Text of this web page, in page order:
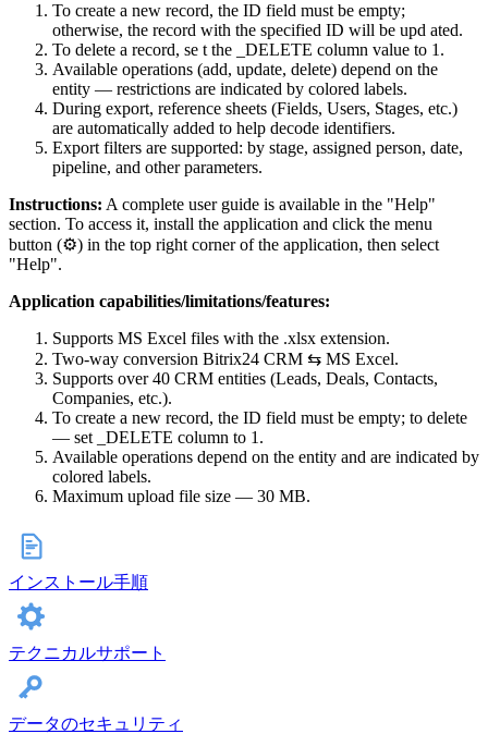
To create a new record, the ID field must be empty;
otherwise, the record with the specified ID will be upd ated.
To delete a record, se t the _DELETE column value to 1.
Available operations (add, update, delete) depend on the
entity — restrictions are indicated by colored labels.
During export, reference sheets (Fields, Users, Stages, etc.)
are automatically added to help decode identifiers.
Export filters are supported: by stage, assigned person, date,
pipeline, and other parameters.
Instructions: A complete user guide is available in the "Help"
section. To access it, install the application and click the menu
button (⚙) in the top right corner of the application, then select
"Help".
Application capabilities/limitations/features:
Supports MS Excel files with the .xlsx extension.
Two-way conversion Bitrix24 CRM ⇆ MS Excel.
Supports over 40 CRM entities (Leads, Deals, Contacts,
Companies, etc.).
To create a new record, the ID field must be empty; to delete
— set _DELETE column to 1.
Available operations depend on the entity and are indicated by
colored labels.
Maximum upload file size — 30 MB.
インストール手順
テクニカルサポート
データのセキュリティ